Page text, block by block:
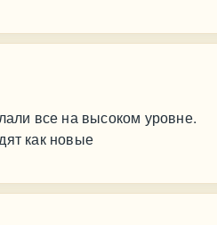
все на высоком уровне.
как новые